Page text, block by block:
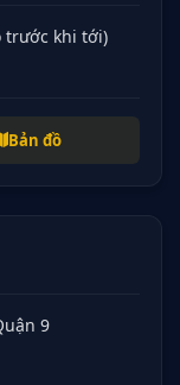
trước khi tới)
Bản đồ
9